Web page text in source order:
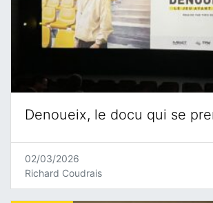
Denoueix, le docu qui se
02/03/2026
Richard Coudrais